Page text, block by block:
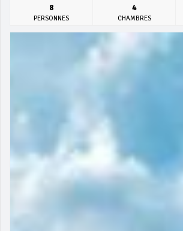
8
PERSONNES
4
CHAMBRES